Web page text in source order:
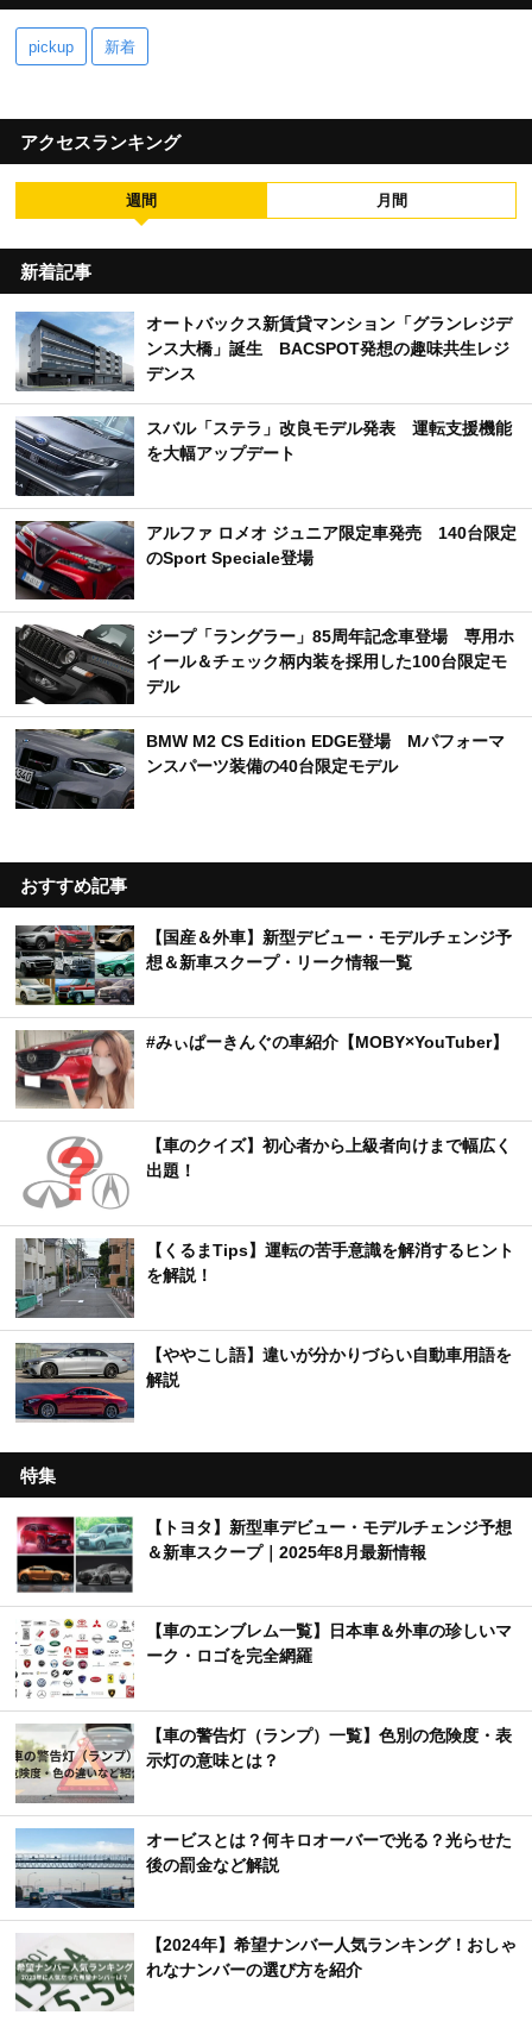
pickup 新着
アクセスランキング
週間 月間
新着記事
オートバックス新賃貸マンション「グランレジデ
ンス大橋」誕生 BACSPOT発想の趣味共生レジ
デンス
スバル「ステラ」改良モデル発表 運転支援機能
を大幅アップデート
アルファ ロメオ ジュニア限定車発売 140台限定
のSport Speciale登場
ジープ「ラングラー」85周年記念車登場 専用ホ
イール＆チェック柄内装を採用した100台限定モ
デル
BMW M2 CS Edition EDGE登場 Mパフォーマ
ンスパーツ装備の40台限定モデル
おすすめ記事
【国産＆外車】新型デビュー・モデルチェンジ予
想＆新車スクープ・リーク情報一覧
#みぃぱーきんぐの車紹介【MOBY×YouTuber】
【車のクイズ】初心者から上級者向けまで幅広く
出題！
【くるまTips】運転の苦手意識を解消するヒント
を解説！
【ややこし語】違いが分かりづらい自動車用語を
解説
特集
【トヨタ】新型車デビュー・モデルチェンジ予想
＆新車スクープ｜2025年8月最新情報
【車のエンブレム一覧】日本車＆外車の珍しいマ
ーク・ロゴを完全網羅
【車の警告灯（ランプ）一覧】色別の危険度・表
示灯の意味とは？
オービスとは？何キロオーバーで光る？光らせた
後の罰金など解説
【2024年】希望ナンバー人気ランキング！おしゃ
れなナンバーの選び方を紹介